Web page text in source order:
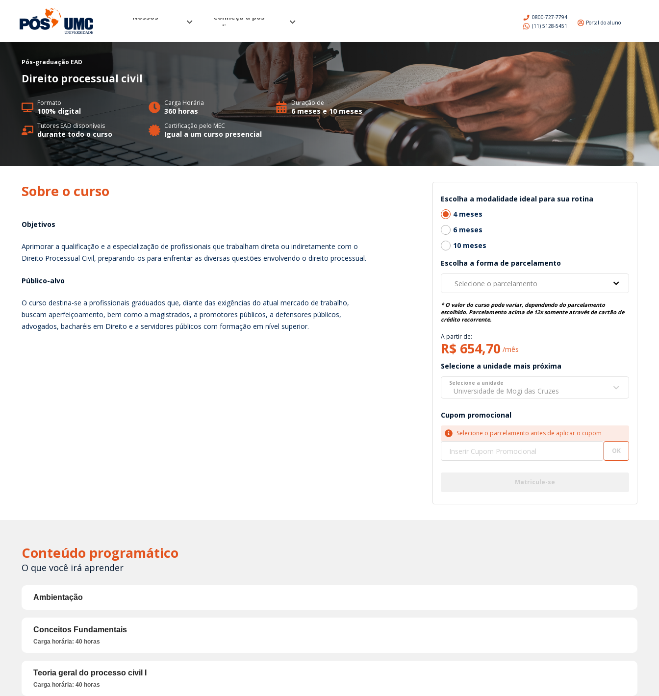
Nossos
Conheça a pós
online
Portal do aluno
0800-727-7794
(11) 5128-5451
Pós-graduação EAD
Direito processual civil
Formato
100% digital
Carga Horária
360 horas
Duração de
6 meses e 10 meses
Tutores EAD disponíveis
durante todo o curso
Certificação pelo MEC
Igual a um curso presencial
Sobre o curso
Objetivos
Aprimorar a qualificação e a especialização de profissionais que trabalham direta ou indiretamente com o
Direito Processual Civil, preparando-os para enfrentar as diversas questões envolvendo o direito processual.
Público-alvo
O curso destina-se a profissionais graduados que, diante das exigências do atual mercado de trabalho,
buscam aperfeiçoamento, bem como a magistrados, a promotores públicos, a defensores públicos,
advogados, bacharéis em Direito e a servidores públicos com formação em nível superior.
Escolha a modalidade ideal para sua rotina
4 meses
6 meses
10 meses
Escolha a forma de parcelamento
Selecione o parcelamento
* O valor do curso pode variar, dependendo do parcelamento
escolhido. Parcelamento acima de 12x somente através de cartão de
crédito recorrente.
A partir de:
R$ 654,70 /mês
Selecione a unidade mais próxima
Selecione a unidade
Universidade de Mogi das Cruzes
Cupom promocional
Selecione o parcelamento antes de aplicar o cupom
OK
Matricule-se
Conteúdo programático
O que você irá aprender
Ambientação
Conceitos Fundamentais
Carga horária: 40 horas
Teoria geral do processo civil I
Carga horária: 40 horas